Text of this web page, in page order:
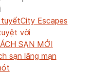
City Escapes
vời
SẠN MỚI
sạn lãng mạn